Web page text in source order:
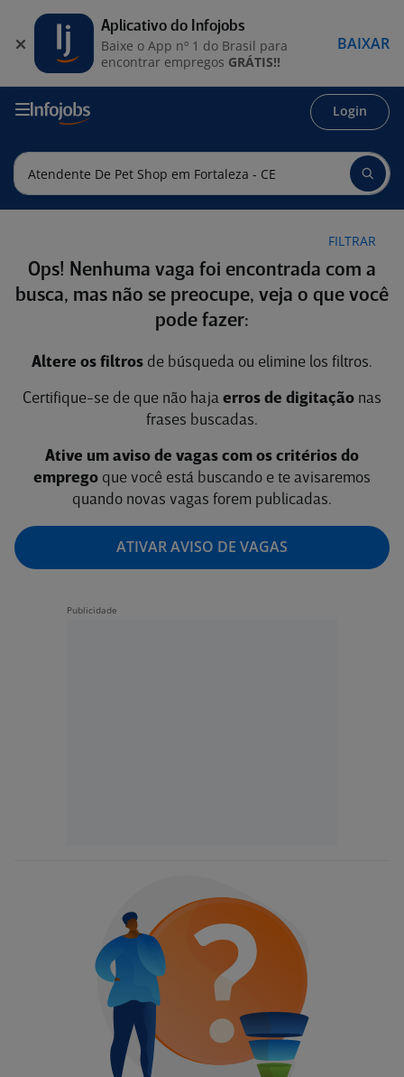
Login
FILTRAR
Ops! Nenhuma vaga foi encontrada com a
busca, mas não se preocupe, veja o que você
pode fazer:
Altere os filtros de búsqueda ou elimine los filtros.
Certifique-se de que não haja erros de digitação nas
frases buscadas.
Ative um aviso de vagas com os critérios do
emprego que você está buscando e te avisaremos
quando novas vagas forem publicadas.
ATIVAR AVISO DE VAGAS
Aplicativo do Infojobs
Baixe o App nº 1 do Brasil para
encontrar empregos GRÁTIS!!
BAIXAR